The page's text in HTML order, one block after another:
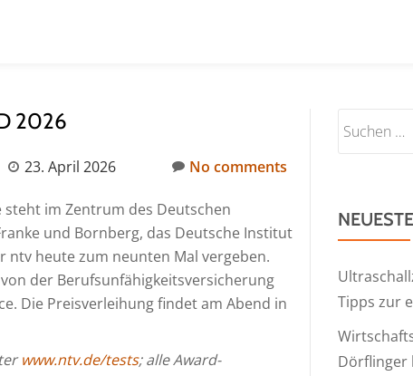
2026
23. April 2026 No comments
steht im Zentrum des Deutschen
und Bornberg, das Deutsche Institut
ntv heute zum neunten Mal vergeben.
der Berufsunfähigkeitsversicherung
Die Preisverleihung findet am Abend in
www.ntv.de/tests; alle Award-
Tipps zur
Dörflinger